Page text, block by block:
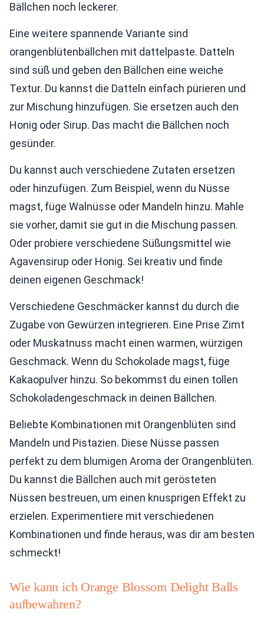
Bällchen noch leckerer.
Eine weitere spannende Variante sind
orangenblütenbällchen mit dattelpaste. Datteln
sind süß und geben den Bällchen eine weiche
Textur. Du kannst die Datteln einfach pürieren und
zur Mischung hinzufügen. Sie ersetzen auch den
Honig oder Sirup. Das macht die Bällchen noch
gesünder.
Du kannst auch verschiedene Zutaten ersetzen
oder hinzufügen. Zum Beispiel, wenn du Nüsse
magst, füge Walnüsse oder Mandeln hinzu. Mahle
sie vorher, damit sie gut in die Mischung passen.
Oder probiere verschiedene Süßungsmittel wie
Agavensirup oder Honig. Sei kreativ und finde
deinen eigenen Geschmack!
Verschiedene Geschmäcker kannst du durch die
Zugabe von Gewürzen integrieren. Eine Prise Zimt
oder Muskatnuss macht einen warmen, würzigen
Geschmack. Wenn du Schokolade magst, füge
Kakaopulver hinzu. So bekommst du einen tollen
Schokoladengeschmack in deinen Bällchen.
Beliebte Kombinationen mit Orangenblüten sind
Mandeln und Pistazien. Diese Nüsse passen
perfekt zu dem blumigen Aroma der Orangenblüten.
Du kannst die Bällchen auch mit gerösteten
Nüssen bestreuen, um einen knusprigen Effekt zu
erzielen. Experimentiere mit verschiedenen
Kombinationen und finde heraus, was dir am besten
schmeckt!
Wie kann ich Orange Blossom Delight Balls
aufbewahren?